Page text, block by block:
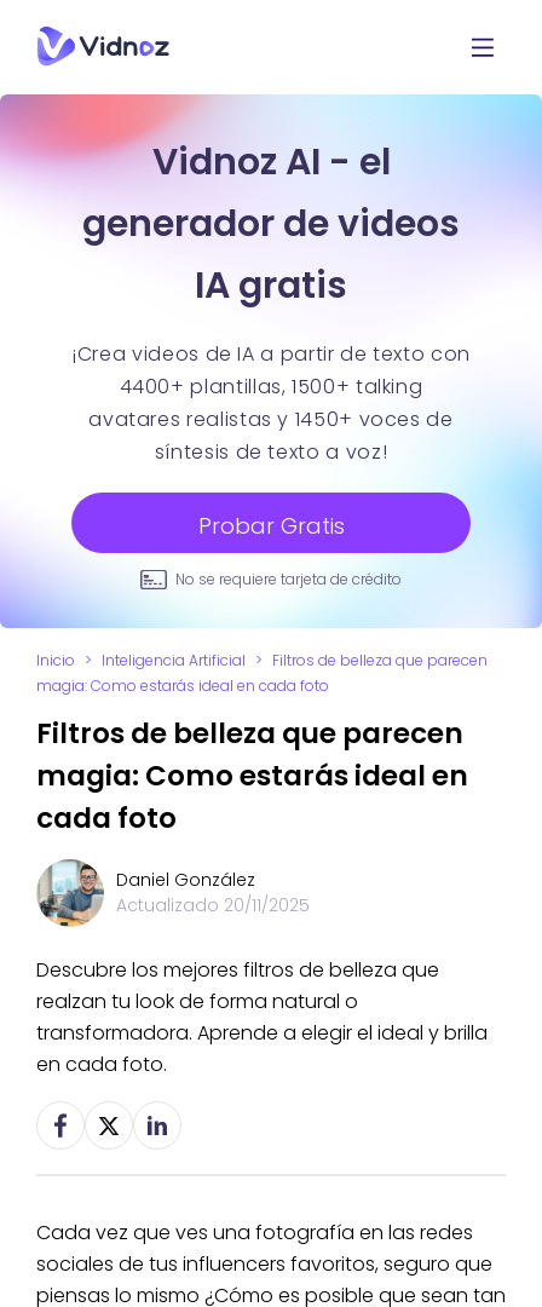
Vidnoz AI - el
generador de videos
IA gratis
¡Crea videos de IA a partir de texto con
4400+ plantillas, 1500+ talking
avatares realistas y 1450+ voces de
síntesis de texto a voz!
Probar Gratis
No se requiere tarjeta de crédito
Inicio > Inteligencia Artificial > Filtros de belleza que parecen
magia: Como estarás ideal en cada foto
Filtros de belleza que parecen
magia: Como estarás ideal en
cada foto
Daniel González
Actualizado 20/11/2025
Descubre los mejores filtros de belleza que
realzan tu look de forma natural o
transformadora. Aprende a elegir el ideal y brilla
en cada foto.
Cada vez que ves una fotografía en las redes
sociales de tus influencers favoritos, seguro que
piensas lo mismo ¿Cómo es posible que sean tan